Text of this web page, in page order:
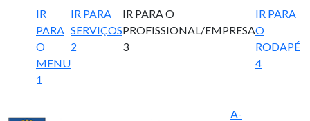
IR
PARA
O
MENU
1
IR PARA
SERVIÇOS
2
IR PARA O
PROFISSIONAL/EMPRESA
3
IR PARA
O
RODAPÉ
4
A-